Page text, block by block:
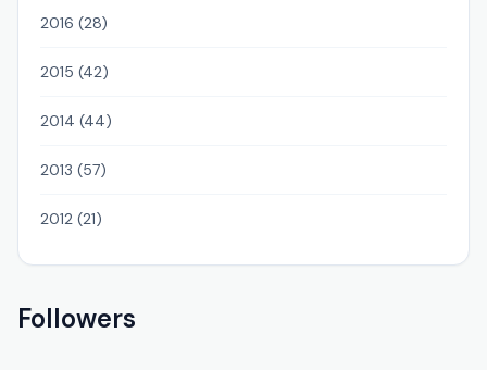
2016 (28)
2015 (42)
2014 (44)
2013 (57)
2012 (21)
Followers